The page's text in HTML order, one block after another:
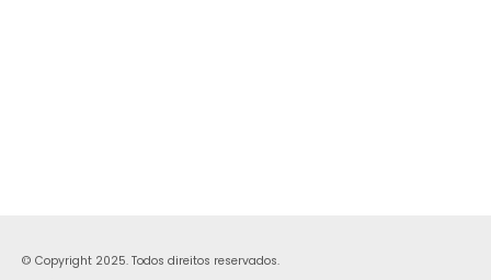
© Copyright 2025. Todos direitos reservados.